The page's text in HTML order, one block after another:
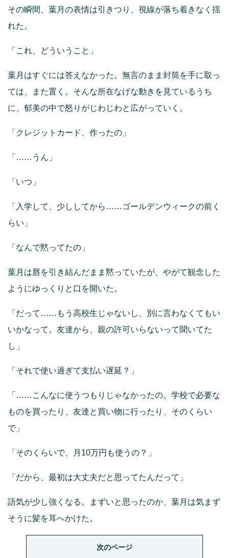
その瞬間、葉月の表情は引きつり、視線が落ち着きなく揺
れた。
「これ、どういうこと」
葉月はすぐには答えなかった。無言のまま封筒を手に取っ
ては、また置く。そんな所在なげな動きを見ているうち
に、郁美の中で怒りがじわじわと広がっていく。
「クレジットカード、作ったの」
「……うん」
「いつ」
「入学して、少ししてから……ゴールデンウィークの前く
らい」
「なんで黙ってたの」
葉月は唇を引き結んだまま黙っていたが、やがて観念した
ようにゆっくりと口を開いた。
「だって……もう高校生じゃないし、別に言わなくてもい
いかなって。友達から、親の許可いらないって聞いてた
し」
「それで使い過ぎて支払い遅延？」
「……こんなに使うつもりじゃなかったの。学校で必要な
ものを買ったり、友達と買い物に行ったり、そのくらい
で」
「そのくらいで、月10万円も使うの？」
「だから、最初は大丈夫だと思ってたんだって」
語気が少し強くなる。まずいと思ったのか、葉月は気まず
そうに髪を耳へかけた。
次のページ